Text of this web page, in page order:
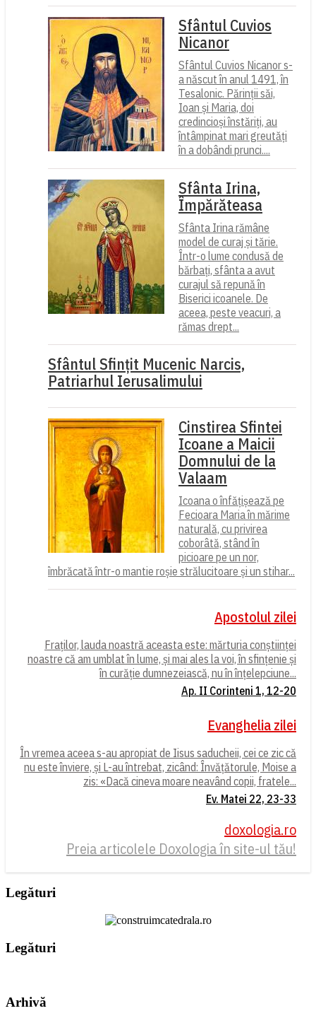
Sfântul Cuvios
Nicanor
Sfântul Cuvios Nicanor s-
a născut în anul 1491, în
Tesalonic. Părinții săi,
Ioan și Maria, doi
credincioși înstăriți, au
întâmpinat mari greutăți
în a dobândi prunci....
Sfânta Irina,
Împărăteasa
Sfânta Irina rămâne
model de curaj și tărie.
Într-o lume condusă de
bărbați, sfânta a avut
curajul să repună în
Biserici icoanele. De
aceea, peste veacuri, a
rămas drept...
Sfântul Sfinţit Mucenic Narcis,
Patriarhul Ierusalimului
Cinstirea Sfintei
Icoane a Maicii
Domnului de la
Valaam
Icoana o înfățișează pe
Fecioara Maria în mărime
naturală, cu privirea
coborâtă, stând în
picioare pe un nor,
îmbrăcată într-o mantie roșie strălucitoare și un stihar...
Apostolul zilei
Fraților, lauda noastră aceasta este: mărturia conștiinței
noastre că am umblat în lume, și mai ales la voi, în sfințenie și
în curăție dumnezeiască, nu în înțelepciune...
Ap. II Corinteni 1, 12-20
Evanghelia zilei
În vremea aceea s-au apropiat de Iisus saducheii, cei ce zic că
nu este înviere, și L-au întrebat, zicând: Învățătorule, Moise a
zis: «Dacă cineva moare neavând copii, fratele...
Ev. Matei 22, 23-33
doxologia.ro
Preia articolele Doxologia în site-ul tău!
Legături
Legături
Arhivă